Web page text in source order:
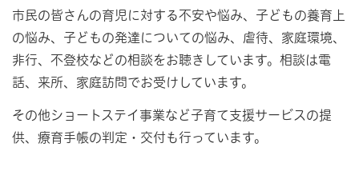
市民の皆さんの育児に対する不安や悩み、子どもの養育上
の悩み、子どもの発達についての悩み、虐待、家庭環境、
非行、不登校などの相談をお聴きしています。相談は電
話、来所、家庭訪問でお受けしています。
その他ショートステイ事業など子育て支援サービスの提
供、療育手帳の判定・交付も行っています。